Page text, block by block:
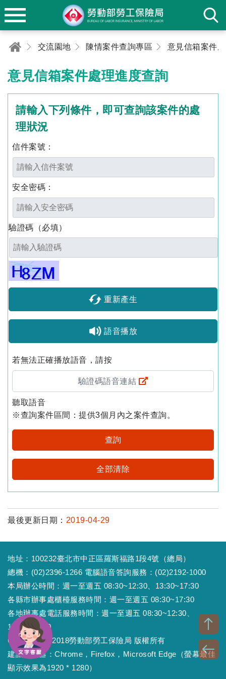
交流園地 陳情案件查詢專區
意見信箱案件處理進度查詢
請輸入下列條件，即可查詢該案件的處
理狀況
信件案號：
安全密碼：
驗證碼 （必填）
重新產生
語音播放
若無法正確播放語音，請按
驗證碼語音連結
聽取語音
※查詢案件區間：提供3個月內之案件查詢。
查詢
全部清除
最後更新日期： 2019-04-29
地址：100232臺北市中正區羅斯福路1段4號（總局）
總機：(02)2396-1266 電腦語音答詢服務：(02)2192-1000
本局辦公時間：週一至週五 08:30~12:30、13:30~17:30
各縣市辦事處櫃檯服務時間：週一至週五 08:30~17:30
各地辦事處電話服務時間：週一至週五 08:30~12:30、
13:30~17:30
Copyright © 2018勞動部勞工保險局 版權所有
建議瀏覽器：Chrome，Firefox，Microsoft Edge（螢幕最佳
顯示效果為1920 * 1280）